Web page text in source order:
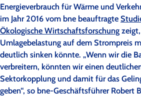
Energieverbrauch für Wärme und
im Jahr 2016 vom bne beauftragte
Ökologische Wirtschaftsforschung
Umlagebelastung auf dem Strompreis
deutlich sinken könnte. „Wenn wir die
verbreitern, könnten wir einen
Sektorkopplung und damit für das
geben“, so bne-Geschäftsführer Robert